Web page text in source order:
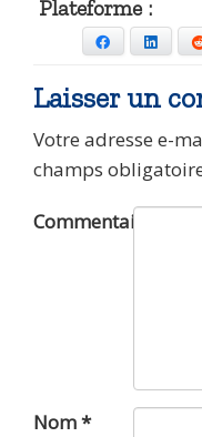
Plateforme :
Facebook
Laisser un
Votre adresse e-
champs
Commentaire
Nom*